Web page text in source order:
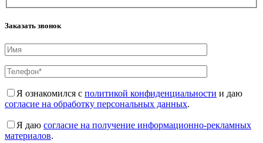
Заказать звонок
Я ознакомился с политикой конфиденциальности и даю
согласие на обработку персональных данных.
Я даю согласие на получение информационно-рекламных
материалов.